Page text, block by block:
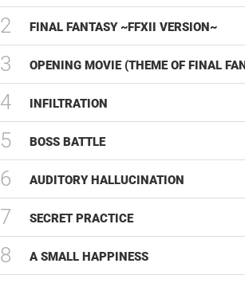
2 FINAL FANTASY ~FFXII VERSION~
3 OPENING MOVIE (THEME OF FINAL
4 INFILTRATION
5 BOSS BATTLE
6 AUDITORY HALLUCINATION
7 SECRET PRACTICE
8 A SMALL HAPPINESS